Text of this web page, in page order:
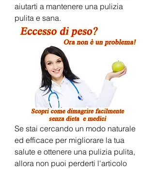
aiutarti a mantenere una pulizia
pulita e sana.
Se stai cercando un modo naturale
ed efficace per migliorare la tua
salute e ottenere una pulizia pulita,
allora non puoi perderti l'articolo